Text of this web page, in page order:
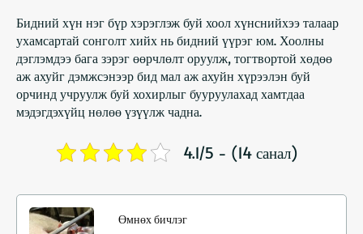
Бидний хүн нэг бүр хэрэглэж буй хоол хүнснийхээ талаар
ухамсартай сонголт хийх нь бидний үүрэг юм. Хоолны
дэглэмдээ бага зэрэг өөрчлөлт оруулж, тогтвортой хөдөө
аж ахуйг дэмжсэнээр бид мал аж ахуйн хүрээлэн буй
орчинд учруулж буй хохирлыг бууруулахад хамтдаа
мэдэгдэхүйц нөлөө үзүүлж чадна.
4.1/5 - (14 санал)
Өмнөх бичлэг